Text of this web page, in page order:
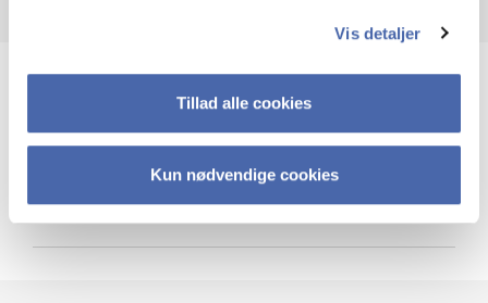
Vis detaljer
Tillad alle cookies
Kun nødvendige cookies
Cybersikkerhed